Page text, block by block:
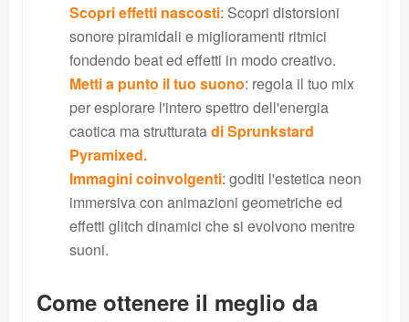
Scopri effetti nascosti: Scopri distorsioni
sonore piramidali e miglioramenti ritmici
fondendo beat ed effetti in modo creativo.
Metti a punto il tuo suono: regola il tuo mix
per esplorare l'intero spettro dell'energia
caotica ma strutturatadi Sprunkstard
Pyramixed.
Immagini coinvolgenti: goditi l'estetica neon
immersiva con animazioni geometriche ed
effetti glitch dinamici che si evolvono mentre
suoni.
Come ottenere il meglio da